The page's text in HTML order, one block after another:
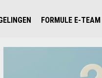
FORMULE E-TEAM